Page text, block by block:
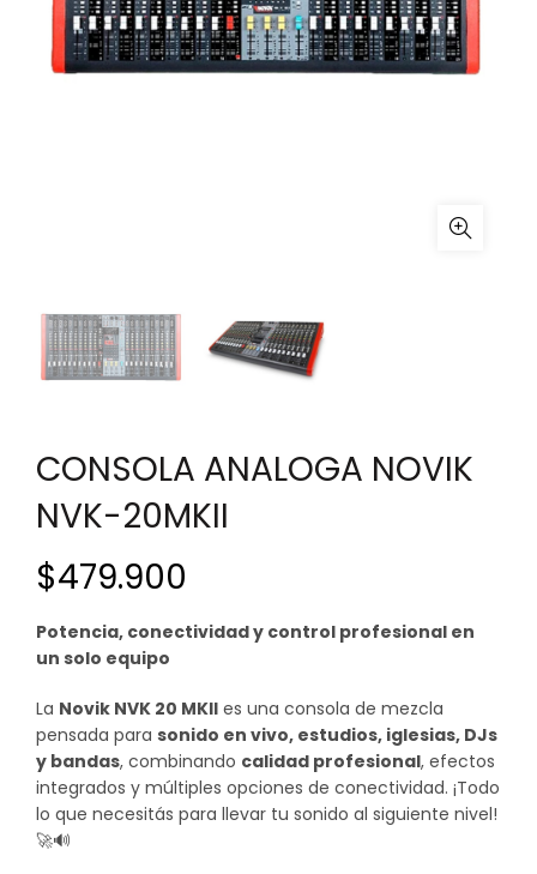
CONSOLA ANALOGA NOVIK
NVK-20MKII
$479.900
Potencia, conectividad y control profesional en
un solo equipo
La Novik NVK 20 MKII es una consola de mezcla
pensada para sonido en vivo, estudios, iglesias, DJs
y bandas, combinando calidad profesional, efectos
integrados y múltiples opciones de conectividad. ¡Todo
lo que necesitás para llevar tu sonido al siguiente nivel!
🚀🔊